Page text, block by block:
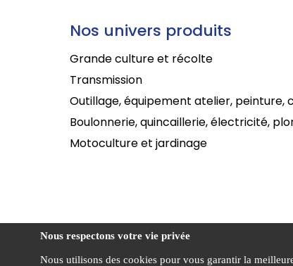
Nos univers produits
Grande culture et récolte
Transmission
Outillage, équipement atelier, peinture,
Boulonnerie, quincaillerie, électricité,
Motoculture et jardinage
Nous respectons votre vie privée
Nous utilisons des cookies pour vous garantir la